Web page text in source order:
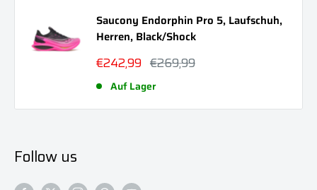
Saucony Endorphin Pro 5, Laufschuh,
Herren, Black/Shock
Sonderpreis
€242,99 Normalpreis
€269,99
Auf Lager
Follow us